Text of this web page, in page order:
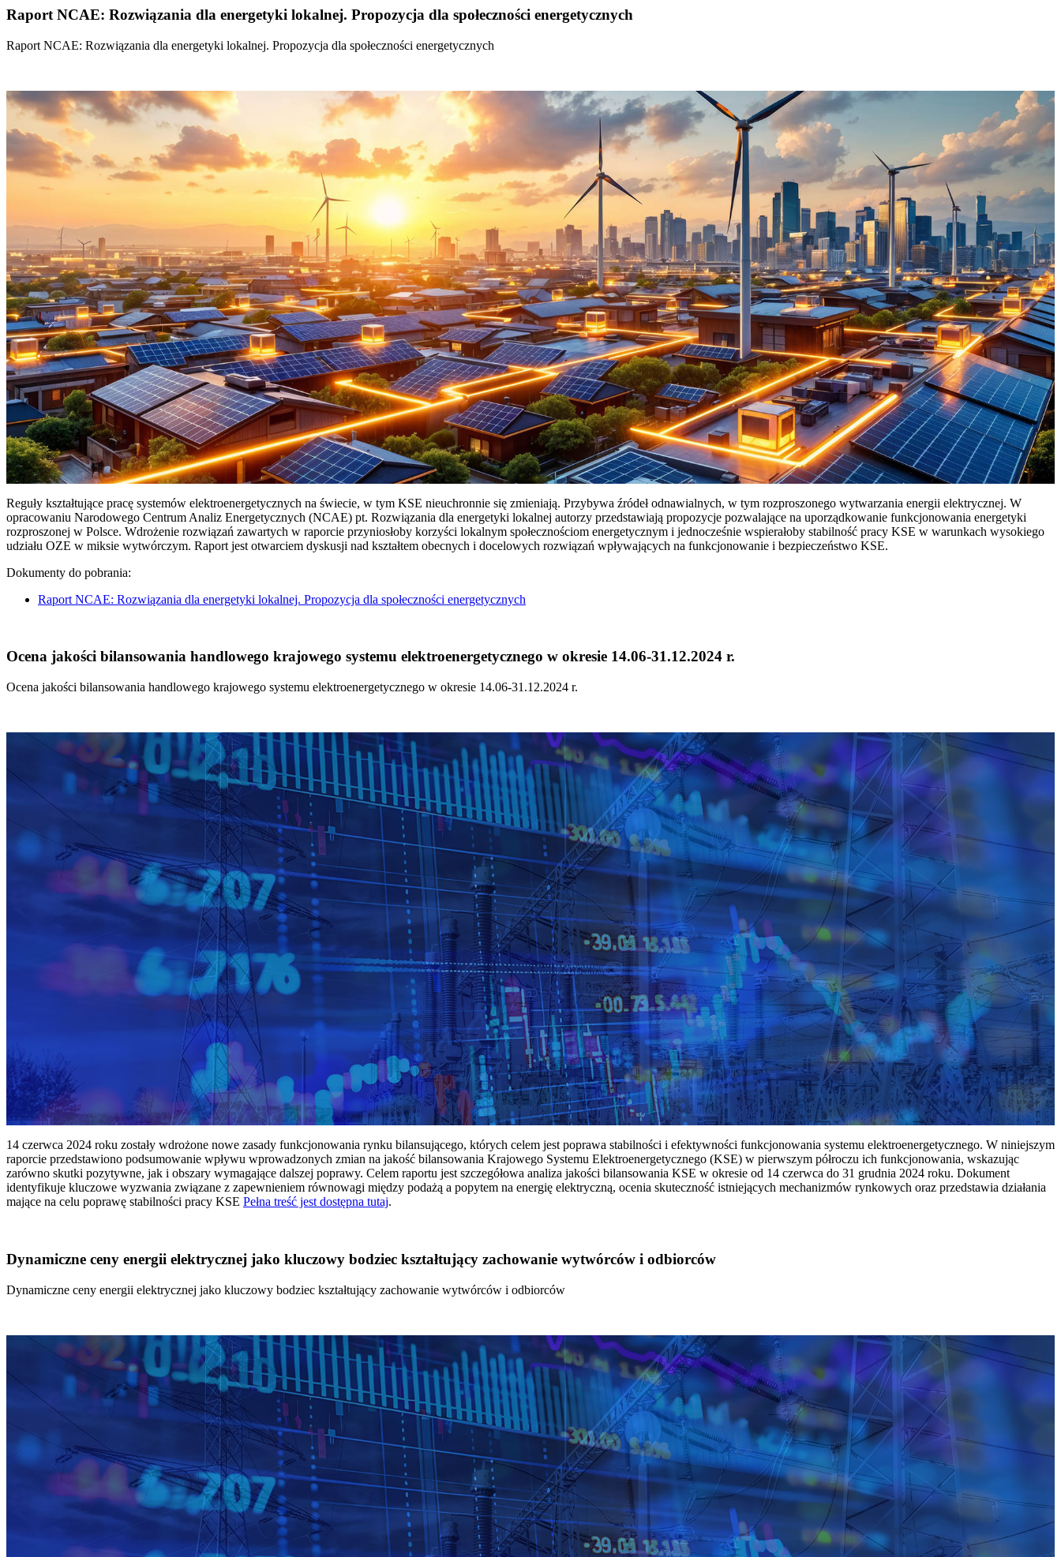
Raport NCAE: Rozwiązania dla energetyki lokalnej. Propozycja dla społeczności energetycznych
Raport NCAE: Rozwiązania dla energetyki lokalnej. Propozycja dla społeczności energetycznych
Reguły kształtujące pracę systemów elektroenergetycznych na świecie, w tym KSE nieuchronnie się zmieniają. Przybywa źródeł odnawialnych, w tym rozproszonego wytwarzania energii elektrycznej. W
opracowaniu Narodowego Centrum Analiz Energetycznych (NCAE) pt. Rozwiązania dla energetyki lokalnej autorzy przedstawiają propozycje pozwalające na uporządkowanie funkcjonowania energetyki
rozproszonej w Polsce. Wdrożenie rozwiązań zawartych w raporcie przyniosłoby korzyści lokalnym społecznościom energetycznym i jednocześnie wspierałoby stabilność pracy KSE w warunkach wysokiego
udziału OZE w miksie wytwórczym. Raport jest otwarciem dyskusji nad kształtem obecnych i docelowych rozwiązań wpływających na funkcjonowanie i bezpieczeństwo KSE.
Dokumenty do pobrania:
Raport NCAE: Rozwiązania dla energetyki lokalnej. Propozycja dla społeczności energetycznych
Ocena jakości bilansowania handlowego krajowego systemu elektroenergetycznego w okresie 14.06-31.12.2024 r.
Ocena jakości bilansowania handlowego krajowego systemu elektroenergetycznego w okresie 14.06-31.12.2024 r.
14 czerwca 2024 roku zostały wdrożone nowe zasady funkcjonowania rynku bilansującego, których celem jest poprawa stabilności i efektywności funkcjonowania systemu elektroenergetycznego. W niniejszym
raporcie przedstawiono podsumowanie wpływu wprowadzonych zmian na jakość bilansowania Krajowego Systemu Elektroenergetycznego (KSE) w pierwszym półroczu ich funkcjonowania, wskazując
zarówno skutki pozytywne, jak i obszary wymagające dalszej poprawy. Celem raportu jest szczegółowa analiza jakości bilansowania KSE w okresie od 14 czerwca do 31 grudnia 2024 roku. Dokument
identyfikuje kluczowe wyzwania związane z zapewnieniem równowagi między podażą a popytem na energię elektryczną, ocenia skuteczność istniejących mechanizmów rynkowych oraz przedstawia działania
mające na celu poprawę stabilności pracy KSE Pełna treść jest dostępna tutaj.
Dynamiczne ceny energii elektrycznej jako kluczowy bodziec kształtujący zachowanie wytwórców i odbiorców
Dynamiczne ceny energii elektrycznej jako kluczowy bodziec kształtujący zachowanie wytwórców i odbiorców